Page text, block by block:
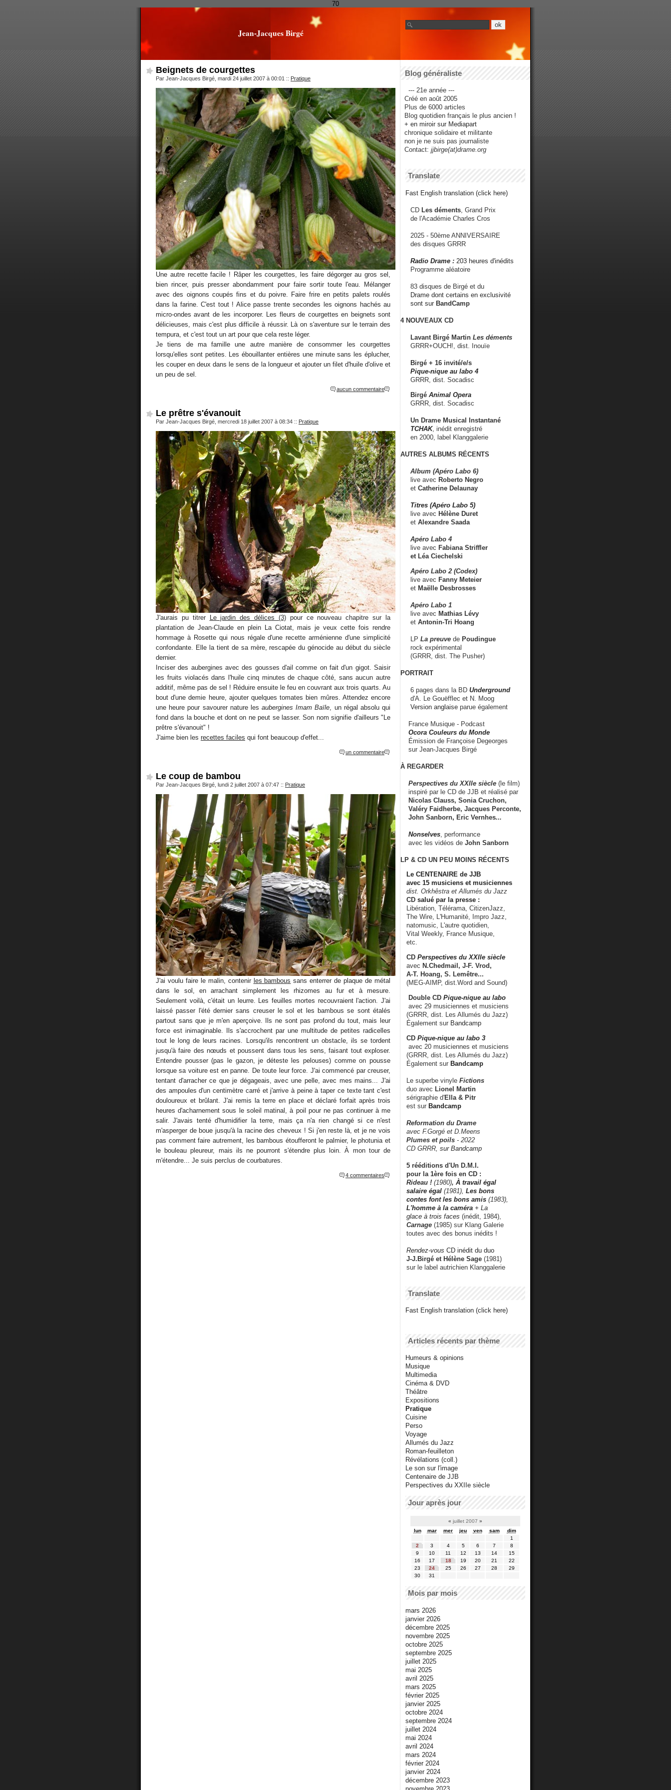
70
Jean-Jacques Birgé
Beignets de courgettes
Par Jean-Jacques Birgé, mardi 24 juillet 2007 à 00:01 :: Pratique
Une autre recette facile ! Râper les courgettes, les faire dégorger au gros sel,
bien rincer, puis presser abondamment pour faire sortir toute l'eau. Mélanger
avec des oignons coupés fins et du poivre. Faire frire en petits palets roulés
dans la farine. C'est tout ! Alice passe trente secondes les oignons hachés au
micro-ondes avant de les incorporer. Les fleurs de courgettes en beignets sont
délicieuses, mais c'est plus difficile à réussir. Là on s'aventure sur le terrain des
tempura, et c'est tout un art pour que cela reste léger.
Je tiens de ma famille une autre manière de consommer les courgettes
lorsqu'elles sont petites. Les ébouillanter entières une minute sans les éplucher,
les couper en deux dans le sens de la longueur et ajouter un filet d'huile d'olive et
un peu de sel.
aucun commentaire
Le prêtre s'évanouit
Par Jean-Jacques Birgé, mercredi 18 juillet 2007 à 08:34 :: Pratique
J'aurais pu titrer Le jardin des délices (3)pour ce nouveau chapitre sur la
plantation de Jean-Claude en plein La Ciotat, mais je veux cette fois rendre
hommage à Rosette qui nous régale d'une recette arménienne d'une simplicité
confondante. Elle la tient de sa mère, rescapée du génocide au début du siècle
dernier.
Inciser des aubergines avec des gousses d'ail comme on fait d'un gigot. Saisir
les fruits violacés dans l'huile cinq minutes de chaque côté, sans aucun autre
additif, même pas de sel ! Réduire ensuite le feu en couvrant aux trois quarts. Au
bout d'une demie heure, ajouter quelques tomates bien mûres. Attendez encore
une heure pour savourer nature les aubergines Imam Baïle, un régal absolu qui
fond dans la bouche et dont on ne peut se lasser. Son nom signifie d'ailleurs "Le
prêtre s'évanouit" !
J'aime bien les recettes faciles qui font beaucoup d'effet...
un commentaire
Le coup de bambou
Par Jean-Jacques Birgé, lundi 2 juillet 2007 à 07:47 :: Pratique
J'ai voulu faire le malin, contenir les bambous sans enterrer de plaque de métal
dans le sol, en arrachant simplement les rhizomes au fur et à mesure.
Seulement voilà, c'était un leurre. Les feuilles mortes recouvraient l'action. J'ai
laissé passer l'été dernier sans creuser le sol et les bambous se sont étalés
partout sans que je m'en aperçoive. Ils ne sont pas profond du tout, mais leur
force est inimaginable. Ils s'accrochent par une multitude de petites radicelles
tout le long de leurs racines. Lorsqu'ils rencontrent un obstacle, ils se tordent
jusqu'à faire des nœuds et poussent dans tous les sens, faisant tout exploser.
Entendre pousser (pas le gazon, je déteste les pelouses) comme on pousse
lorsque sa voiture est en panne. De toute leur force. J'ai commencé par creuser,
tentant d'arracher ce que je dégageais, avec une pelle, avec mes mains... J'ai
des ampoules d'un centimètre carré et j'arrive à peine à taper ce texte tant c'est
douloureux et brûlant. J'ai remis la terre en place et déclaré forfait après trois
heures d'acharnement sous le soleil matinal, à poil pour ne pas continuer à me
salir. J'avais tenté d'humidifier la terre, mais ça n'a rien changé si ce n'est
m'asperger de boue jusqu'à la racine des cheveux ! Si j'en reste là, et je ne vois
pas comment faire autrement, les bambous étoufferont le palmier, le photunia et
le bouleau pleureur, mais ils ne pourront s'étendre plus loin. À mon tour de
m'étendre... Je suis perclus de courbatures.
4 commentaires
Blog généraliste
--- 21e année ---
Créé en août 2005
Plus de 6000 articles
Blog quotidien français le plus ancien !
+ en miroir sur Mediapart
chronique solidaire et militante
non je ne suis pas journaliste
Contact: jjbirge(at)drame.org
Translate
Fast English translation (click here)
CD Les déments , Grand Prix
de l'Académie Charles Cros
2025 - 50ème ANNIVERSAIRE
des disques GRRR
Radio Drame : 203 heures d'inédits
Programme aléatoire
83 disques de Birgé et du
Drame dont certains en exclusivité
sont sur BandCamp
4 NOUVEAUX CD
Lavant Birgé Martin Les déments
GRRR+OUCH!, dist. Inouïe
Birgé + 16 invité/e/s
Pique-nique au labo 4
GRRR, dist. Socadisc
Birgé Animal Opera
GRRR, dist. Socadisc
Un Drame Musical Instantané
TCHAK, inédit enregistré
en 2000, label Klanggalerie
AUTRES ALBUMS RÉCENTS
Album (Apéro Labo 6)
live avec Roberto Negro
et Catherine Delaunay
Titres (Apéro Labo 5)
live avec Hélène Duret
et Alexandre Saada
Apéro Labo 4
live avec Fabiana Striffler
et Léa Ciechelski
Apéro Labo 2 (Codex)
live avec Fanny Meteier
et Maëlle Desbrosses
Apéro Labo 1
live avec Mathias Lévy
et Antonin-Tri Hoang
LP La preuve de Poudingue
rock expérimental
(GRRR, dist. The Pusher)
PORTRAIT
6 pages dans la BD Underground
d'A. Le Gouëfflec et N. Moog
Version anglaise parue également
France Musique - Podcast
Ocora Couleurs du Monde
Émission de Françoise Degeorges
sur Jean-Jacques Birgé
À REGARDER
Perspectives du XXIIe siècle (le film)
inspiré par le CD de JJB et réalisé par
Nicolas Clauss, Sonia Cruchon,
Valéry Faidherbe, Jacques Perconte,
John Sanborn, Eric Vernhes...
Nonselves , performance
avec les vidéos de John Sanborn
LP & CD UN PEU MOINS RÉCENTS
Le CENTENAIRE de JJB
avec 15 musiciens et musiciennes
dist. Orkhêstra et Allumés du Jazz
CD salué par la presse :
Libération, Télérama, CitizenJazz,
The Wire, L'Humanité, Impro Jazz,
natomusic, L'autre quotidien,
Vital Weekly, France Musique,
etc.
CD Perspectives du XXIIe siècle
avec N.Chedmail, J-F. Vrod,
A-T. Hoang, S. Lemêtre...
(MEG-AIMP, dist.Word and Sound)
Double CD Pique-nique au labo
avec 29 musiciennes et musiciens
(GRRR, dist. Les Allumés du Jazz)
Également sur Bandcamp
CD Pique-nique au labo 3
avec 20 musiciennes et musiciens
(GRRR, dist. Les Allumés du Jazz)
Également sur Bandcamp
Le superbe vinyle Fictions
duo avec Lionel Martin
sérigraphie d'Ella & Pitr
est sur Bandcamp
Reformation du Drame
avec F.Gorgé et D.Meens
Plumes et poils - 2022
CD GRRR, sur Bandcamp
5 rééditions d'Un D.M.I.
pour la 1ère fois en CD :
Rideau ! (1980), À travail égal
salaire égal (1981), Les bons
contes font les bons amis (1983),
L'homme à la caméra + La
glace à trois faces (inédit, 1984),
Carnage (1985) sur Klang Galerie
toutes avec des bonus inédits !
Rendez-vous CD inédit du duo
J-J.Birgé et Hélène Sage (1981)
sur le label autrichien Klanggalerie
Translate
Fast English translation (click here)
Articles récents par thème
Humeurs & opinions
Musique
Multimedia
Cinéma & DVD
Théâtre
Expositions
Pratique
Cuisine
Perso
Voyage
Allumés du Jazz
Roman-feuilleton
Révélations (coll.)
Le son sur l'image
Centenaire de JJB
Perspectives du XXIIe siècle
Jour après jour
« juillet 2007 »
lun
mar mer jeu ven sam
dim
1
2
3 4 5 6 7
8
9
10 11 12 13 14
15
16
17 18 19 20 21
22
23
24 25 26 27 28
29
30
31
Mois par mois
mars 2026
janvier 2026
décembre 2025
novembre 2025
octobre 2025
septembre 2025
juillet 2025
mai 2025
avril 2025
mars 2025
février 2025
janvier 2025
octobre 2024
septembre 2024
juillet 2024
mai 2024
avril 2024
mars 2024
février 2024
janvier 2024
décembre 2023